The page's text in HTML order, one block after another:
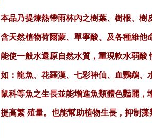
本品乃提煉熱帶雨林內之樹葉、樹根、樹
含天然植物荷爾蒙、單寧酸、及各種維
能使一般水還原自然水質，重現軟水弱酸
如：龍魚、花羅漢、七彩神仙、血鸚鵡、
鼠科等魚之生長並能增進魚類體色豔麗，
提高繁 殖量。也能幫助植物生長，抑制藻